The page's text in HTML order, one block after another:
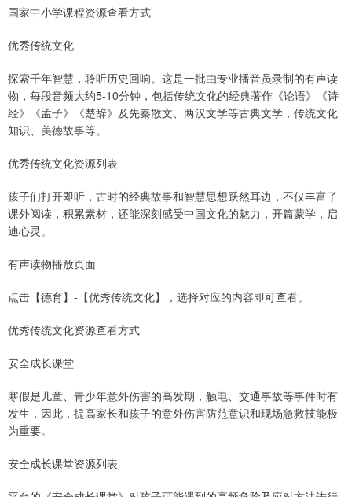
国家中小学课程资源查看方式
优秀传统文化
探索千年智慧，聆听历史回响。这是一批由专业播音员录制的有声读
物，每段音频大约5-10分钟，包括传统文化的经典著作《论语》《诗
经》《孟子》《楚辞》及先秦散文、两汉文学等古典文学，传统文化
知识、美德故事等。
优秀传统文化资源列表
孩子们打开即听，古时的经典故事和智慧思想跃然耳边，不仅丰富了
课外阅读，积累素材，还能深刻感受中国文化的魅力，开篇蒙学，启
迪心灵。
有声读物播放页面
点击【德育】-【优秀传统文化】，选择对应的内容即可查看。
优秀传统文化资源查看方式
安全成长课堂
寒假是儿童、青少年意外伤害的高发期，触电、交通事故等事件时有
发生，因此，提高家长和孩子的意外伤害防范意识和现场急救技能极
为重要。
安全成长课堂资源列表